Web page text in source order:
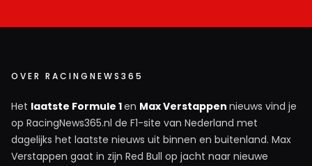
OVER RACINGNEWS365
Het laatste Formule 1en Max Verstappen nieuws vind je
op RacingNews365.nl de F1-site van Nederland met
dagelijks het laatste nieuws uit binnen en buitenland. Max
Verstappen gaat in zijn Red Bull op jacht naar nieuwe